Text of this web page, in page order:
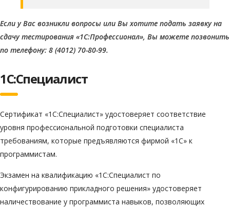
Если у Вас возникли вопросы или Вы хотите подать заявку на
сдачу тестирования «1С:Профессионал», Вы можете позвонить
по телефону: 8 (4012) 70-80-99.
1С:Специалист
Сертификат «1С:Специалист» удостоверяет соответствие
уровня профессиональной подготовки специалиста
требованиям, которые предъявляются фирмой «1С» к
программистам.
Экзамен на квалификацию «1С:Специалист по
конфигурированию прикладного решения» удостоверяет
наличествование у программиста навыков, позволяющих